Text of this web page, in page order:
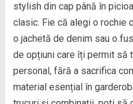
stylish din cap până în
clasic. Fie că alegi o rochie
o jachetă de denim sau o
de opțiuni care îți permit să
personal, fără a sacrifica
material esențial în